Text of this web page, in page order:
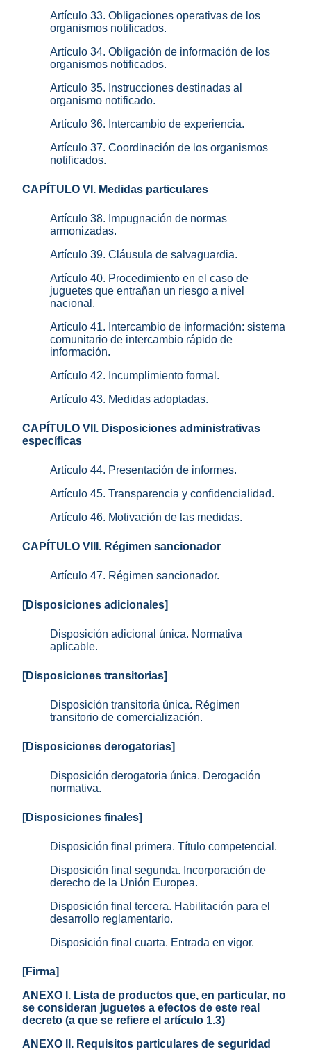
Artículo 33. Obligaciones operativas de los
organismos notificados.
Artículo 34. Obligación de información de los
organismos notificados.
Artículo 35. Instrucciones destinadas al
organismo notificado.
Artículo 36. Intercambio de experiencia.
Artículo 37. Coordinación de los organismos
notificados.
CAPÍTULO VI. Medidas particulares
Artículo 38. Impugnación de normas
armonizadas.
Artículo 39. Cláusula de salvaguardia.
Artículo 40. Procedimiento en el caso de
juguetes que entrañan un riesgo a nivel
nacional.
Artículo 41. Intercambio de información: sistema
comunitario de intercambio rápido de
información.
Artículo 42. Incumplimiento formal.
Artículo 43. Medidas adoptadas.
CAPÍTULO VII. Disposiciones administrativas
específicas
Artículo 44. Presentación de informes.
Artículo 45. Transparencia y confidencialidad.
Artículo 46. Motivación de las medidas.
CAPÍTULO VIII. Régimen sancionador
Artículo 47. Régimen sancionador.
[Disposiciones adicionales]
Disposición adicional única. Normativa
aplicable.
[Disposiciones transitorias]
Disposición transitoria única. Régimen
transitorio de comercialización.
[Disposiciones derogatorias]
Disposición derogatoria única. Derogación
normativa.
[Disposiciones finales]
Disposición final primera. Título competencial.
Disposición final segunda. Incorporación de
derecho de la Unión Europea.
Disposición final tercera. Habilitación para el
desarrollo reglamentario.
Disposición final cuarta. Entrada en vigor.
[Firma]
ANEXO I. Lista de productos que, en particular, no
se consideran juguetes a efectos de este real
decreto (a que se refiere el artículo 1.3)
ANEXO II. Requisitos particulares de seguridad